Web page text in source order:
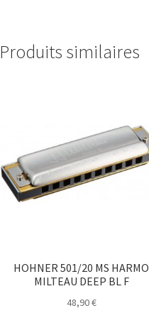
Produits similaires
HOHNER 501/20 MS HARMO
MILTEAU DEEP BL F
48,90€